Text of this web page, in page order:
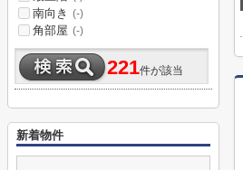
南向き (-)
角部屋 (-)
221件が該当
新着物件